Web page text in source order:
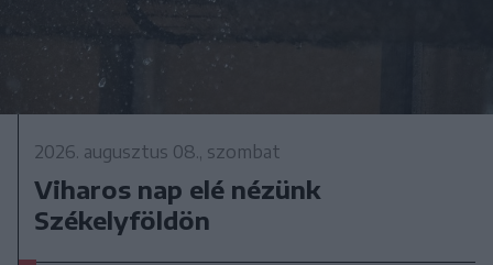
2026. augusztus 08., szombat
Viharos nap elé nézünk
Székelyföldön